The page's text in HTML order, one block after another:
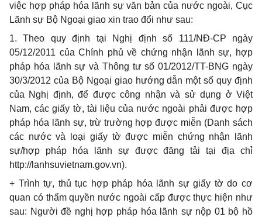
việc hợp pháp hóa lãnh sự văn bản của nước ngoài,Cục
Lãnh sự Bộ Ngoại giao xin trao đổi như sau:
1. Theo quy định tại Nghị định số 111/NĐ-CP ngày
05/12/2011 của Chính phủvề chứng nhận lãnh sự, hợp
pháp hóa l ãnh sự và Thông tư số 01/2012/TT-BNG ngày
30/3/2012 của Bộ Ngoại giao hướng dẫn một số quy định
của Nghị định, để được công nhận và sử dụng ở Việt
Nam,các giấy tờ, tài liệu của nước ngoài phải được hợp
pháp hóa lãnh sự, trừ trường hợp được miễn (Danh sách
các nước và loại giấy tờđược miễn chứng nhận lãnh
sự/hợp pháp hóa lãnh sự được đăng tải tại địa chỉ
http://lanhsuvietnam.gov.vn).
+ Trình tự, thủ tục hợp pháp hóa lãnh sựgiấy tờ do cơ
quan có thẩm quyền nước ngoài cấp được thực hiện như
sau: Ngườiđề nghị hợp pháp hóa lãnh sự nộp 01 bộ hồ